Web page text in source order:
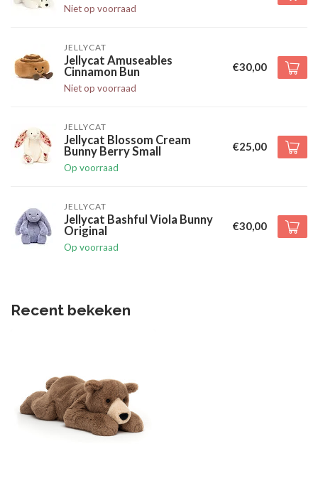
Niet op voorraad
JELLYCAT
Jellycat Amuseables
Cinnamon Bun
Niet op voorraad
€30,00
JELLYCAT
Jellycat Blossom Cream
Bunny Berry Small
Op voorraad
€25,00
JELLYCAT
Jellycat Bashful Viola Bunny
Original
Op voorraad
€30,00
Recent bekeken